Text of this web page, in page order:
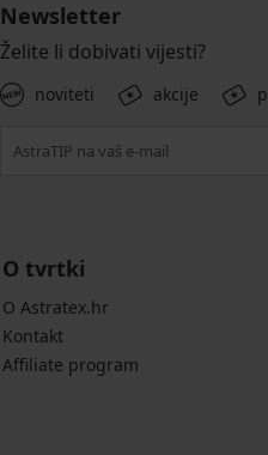
Newsletter
Želite li dobivati vijesti?
noviteti akcije
O tvrtki
O Astratex.hr
Kontakt
Affiliate program